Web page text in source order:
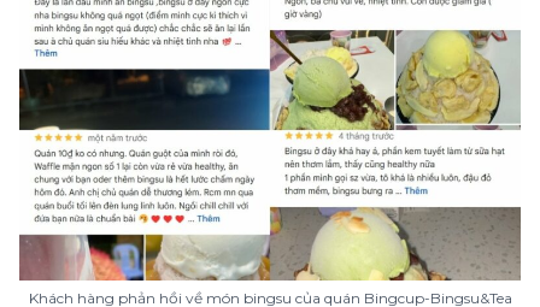
Khách hàng phản hồi về món bingsu của quán Bingcup-Bingsu&Tea